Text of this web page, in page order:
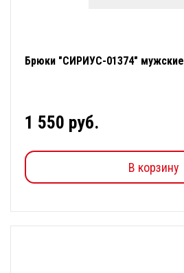
Брюки "СИРИУС-01374" мужские
1 550 руб.
В корзину